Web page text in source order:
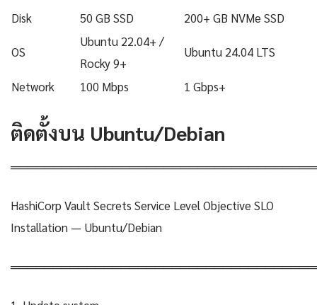
Disk
50 GB SSD 200+ GB NVMe SSD
OS
Ubuntu 22.04+ /
Rocky 9+
Ubuntu 24.04 LTS
Network 100 Mbps 1 Gbps+
ติดตั้งบน Ubuntu/Debian
HashiCorp Vault Secrets Service Level Objective SLO
Installation — Ubuntu/Debian